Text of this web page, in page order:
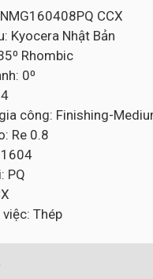
CCX
Kyocera Nhật Bản
Rhombic
0⁰
công: Finishing-
Re 0.8
PQ
Thép